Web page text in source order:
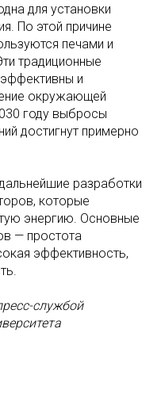
для установки
По этой причине
печами и
традиционные
и
окружающей
году выбросы
достигнут примерно
разработки
которые
энергию. Основные
— простота
эффективность,
службой